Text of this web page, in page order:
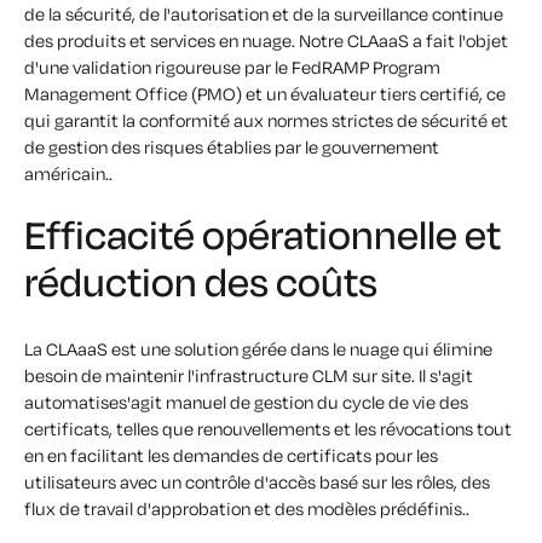
de la sécurité, de l'autorisation et de la surveillance continue
des produits et services en nuage. NotreCLAaaSa fait l'objet
d'une validation rigoureuse par le FedRAMP Program
Management Office (PMO) et un évaluateur tiers certifié, ce
qui garantit la conformité aux normes strictes de sécurité et
de gestion des risques établies par le gouvernement
américain..
Efficacité opérationnelle et
réduction des coûts
La CLAaaSest une solution gérée dans le nuage qui élimine
besoinde maintenir l'infrastructure CLM sur site. Il s'agit
automatises'agit manuelde gestion du cycle de vie des
certificats, telles que renouvellementset les révocationstout
enen facilitant les demandes de certificats pour les
utilisateursavec un contrôle d'accès basé sur les rôles, des
flux de travail d'approbation et des modèles prédéfinis..